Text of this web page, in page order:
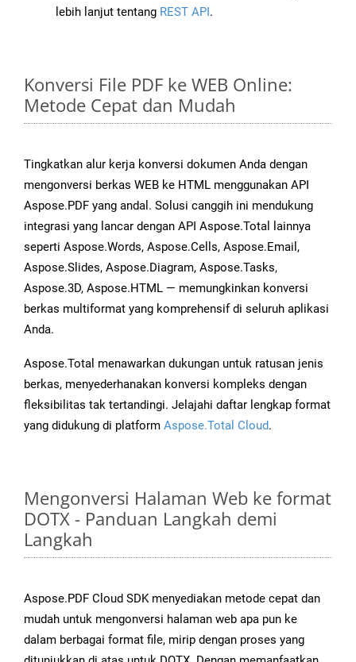
lebih lanjut tentang REST API.
Konversi File PDF ke WEB Online:
Metode Cepat dan Mudah
Tingkatkan alur kerja konversi dokumen Anda dengan
mengonversi berkas WEB ke HTML menggunakan API
Aspose.PDF yang andal. Solusi canggih ini mendukung
integrasi yang lancar dengan API Aspose.Total lainnya
seperti Aspose.Words, Aspose.Cells, Aspose.Email,
Aspose.Slides, Aspose.Diagram, Aspose.Tasks,
Aspose.3D, Aspose.HTML — memungkinkan konversi
berkas multiformat yang komprehensif di seluruh aplikasi
Anda.
Aspose.Total menawarkan dukungan untuk ratusan jenis
berkas, menyederhanakan konversi kompleks dengan
fleksibilitas tak tertandingi. Jelajahi daftar lengkap format
yang didukung di platform Aspose.Total Cloud.
Mengonversi Halaman Web ke format
DOTX - Panduan Langkah demi
Langkah
Aspose.PDF Cloud SDK menyediakan metode cepat dan
mudah untuk mengonversi halaman web apa pun ke
dalam berbagai format file, mirip dengan proses yang